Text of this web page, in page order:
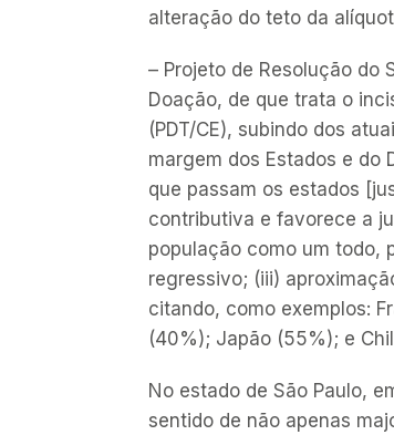
alteração do teto da
– Projeto de Resolução do
Doação, de que trata o
(PDT/CE), subindo dos
margem dos Estados e do
que passam os estados
contributiva e favorece a
população como um todo,
regressivo; (iii)
citando, como exemplos:
(40%); Japão (55%); e
No estado de São Paulo,
sentido de não apenas